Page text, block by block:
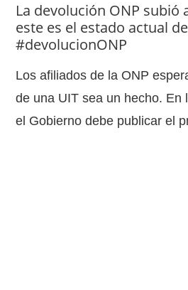
La devolución ONP subió
este es el estado actual
#devolucionONP
Los afiliados de la ONP
de una UIT sea un hecho. En
el Gobierno debe publicar el